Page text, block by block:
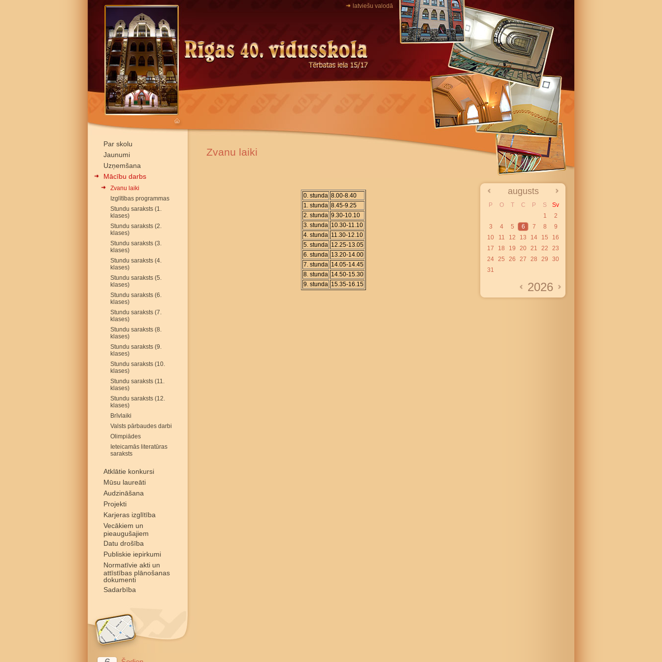
latviešu valodā
Par skolu
Jaunumi
Uzņemšana
Mācību darbs
Zvanu laiki
Izglītības programmas
Stundu saraksts (1.
klases)
Stundu saraksts (2.
klases)
Stundu saraksts (3.
klases)
Stundu saraksts (4.
klases)
Stundu saraksts (5.
klases)
Stundu saraksts (6.
klases)
Stundu saraksts (7.
klases)
Stundu saraksts (8.
klases)
Stundu saraksts (9.
klases)
Stundu saraksts (10.
klases)
Stundu saraksts (11.
klases)
Stundu saraksts (12.
klases)
Brīvlaiki
Valsts pārbaudes darbi
Olimpiādes
Ieteicamās literatūras
saraksts
Atklātie konkursi
Mūsu laureāti
Audzināšana
Projekti
Karjeras izglītība
Vecākiem un
pieaugušajiem
Datu drošība
Publiskie iepirkumi
Normatīvie akti un
attīstības plānošanas
dokumenti
Sadarbība
Zvanu laiki
0. stunda 8.00-8.40
1. stunda 8.45-9.25
2. stunda 9.30-10.10
3. stunda 10.30-11.10
4. stunda 11.30-12.10
5. stunda 12.25-13.05
6. stunda 13.20-14.00
7. stunda 14.05-14.45
8. stunda 14.50-15.30
9. stunda 15.35-16.15
augusts
P O T C P S
Sv
1
2
3
4 5 6 7 8
9
10
11 12 13 14 15
16
17
18 19 20 21 22
23
24 25 26 27 28 29
30
31
2026